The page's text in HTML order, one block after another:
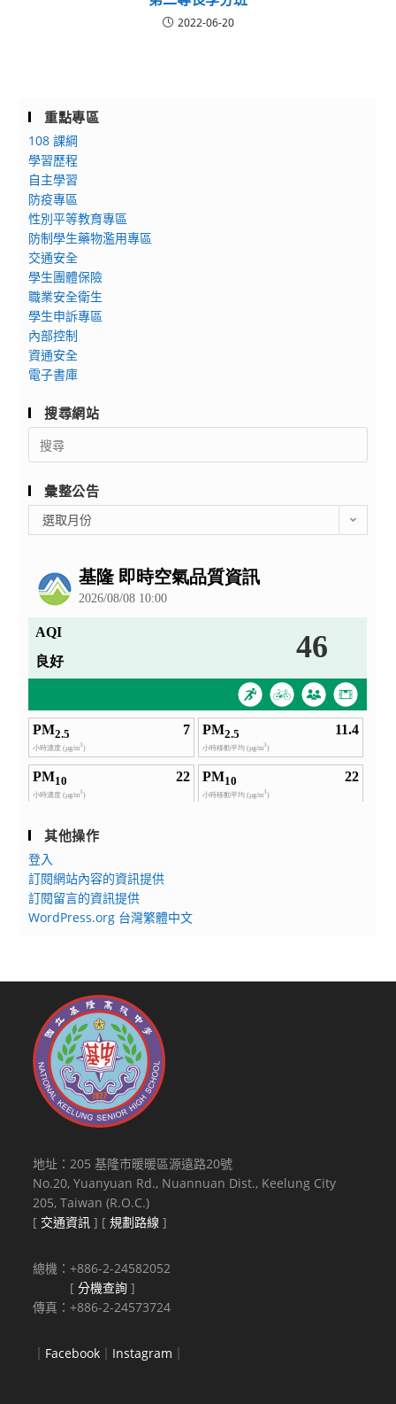
2022-06-20
重點專區
108 課綱
學習歷程
自主學習
防疫專區
性別平等教育專區
防制學生藥物濫用專區
交通安全
學生團體保險
職業安全衛生
學生申訴專區
內部控制
資通安全
電子書庫
搜尋網站
Search
for:
彙整公告
整
選取月份
其他操作
登入
訂閱網站內容的資訊提供
訂閱留言的資訊提供
WordPress.org 台灣繁體中文
地址：205 基隆市暖暖區源遠路20號
No.20, Yuanyuan Rd., Nuannuan Dist., Keelung City
205, Taiwan (R.O.C.)
[ 交通資訊 ] [規劃路線 ]
總機：+886-2-24582052
[分機查詢 ]
傳真：+886-2-24573724
｜ Facebook ｜ Instagram ｜